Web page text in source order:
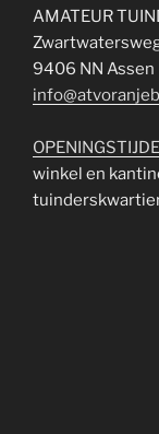
AMATEUR
9406 NN Assen
winkel en